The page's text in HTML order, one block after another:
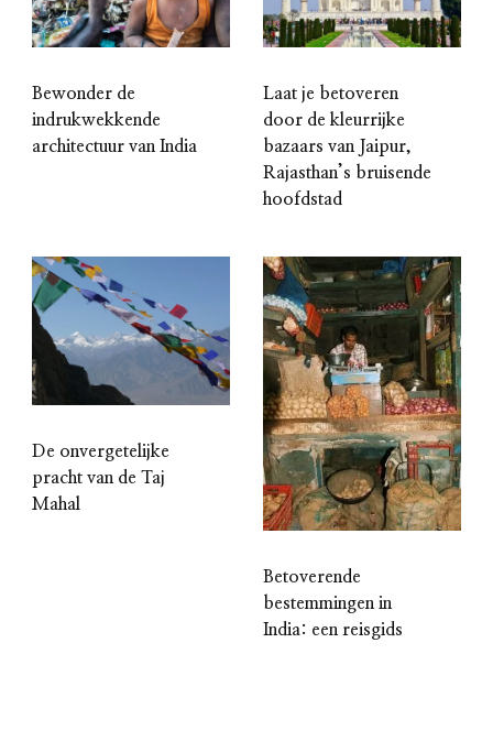
Bewonder de
indrukwekkende
architectuur van India
Laat je betoveren
door de kleurrijke
bazaars van Jaipur,
Rajasthan’s bruisende
hoofdstad
De onvergetelijke
pracht van de Taj
Mahal
Betoverende
bestemmingen in
India: een reisgids